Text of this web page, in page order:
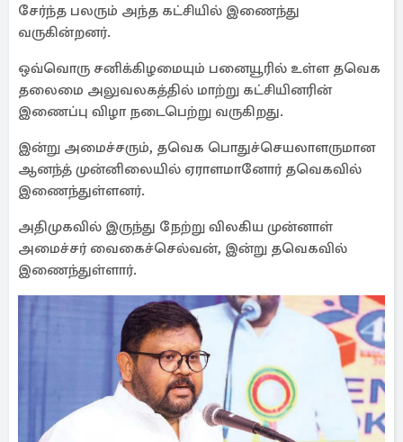
சேர்ந்த பலரும் அந்த கட்சியில் இணைந்து
வருகின்றனர்.
ஒவ்வொரு சனிக்கிழமையும் பனையூரில் உள்ள தவெக
தலைமை அலுவலகத்தில் மாற்று கட்சியினரின்
இணைப்பு விழா நடைபெற்று வருகிறது.
இன்று அமைச்சரும், தவெக பொதுச்செயலாளருமான
ஆனந்த் முன்னிலையில் ஏராளமானோர் தவெகவில்
இணைந்துள்ளனர்.
அதிமுகவில் இருந்து நேற்று விலகிய முன்னாள்
அமைச்சர் வைகைச்செல்வன், இன்று தவெகவில்
இணைந்துள்ளார்.